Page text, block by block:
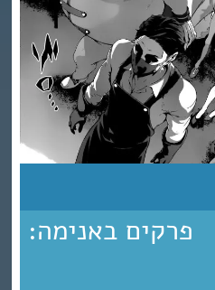
פרקים באנימה: